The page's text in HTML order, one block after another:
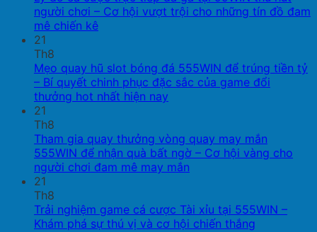
người chơi – Cơ hội vượt trội cho những tín đồ đam
mê chiến kê
21
Th8
Mẹo quay hũ slot bóng đá 555WIN để trúng tiền tỷ
– Bí quyết chinh phục đặc sắc của game đổi
thưởng hot nhất hiện nay
21
Th8
Tham gia quay thưởng vòng quay may mắn
555WIN để nhận quà bất ngờ – Cơ hội vàng cho
người chơi đam mê may mắn
21
Th8
Trải nghiệm game cá cược Tài xỉu tại 555WIN –
Khám phá sự thú vị và cơ hội chiến thắng